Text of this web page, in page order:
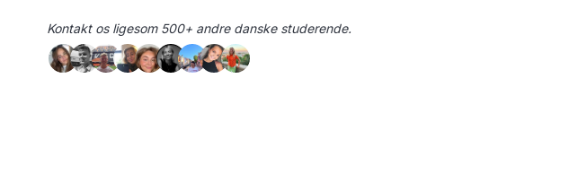
Kontakt os ligesom 500+ andre danske studerende.